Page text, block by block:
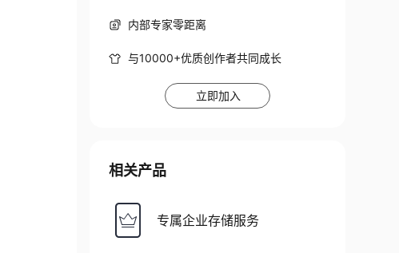
内部专家零距离
与10000+优质创作者共同成长
立即加入
相关产品
专属企业存储服务